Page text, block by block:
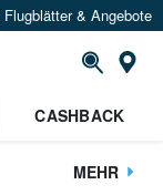
& Angebote
CASHBACK
MEHR